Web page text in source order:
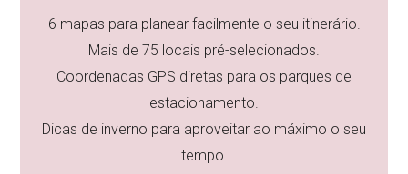
6 mapas para planear facilmente o seu itinerário.
Mais de 75 locais pré-selecionados.
Coordenadas GPS diretas para os parques de
estacionamento.
Dicas de inverno para aproveitar ao máximo o seu
tempo.